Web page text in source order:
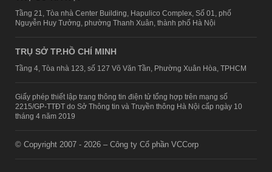
Tầng 21, Tòa nhà Center Building, Hapulico Complex, Số 01, phố
Nguyễn Huy Tưởng, phường Thanh Xuân, thành phố Hà Nội
TRỤ SỞ TP.HỒ CHÍ MINH
Tầng 4, Tòa nhà 123, số 127 Võ Văn Tần, Phường Xuân Hòa, TPHCM
Giấy phép thiết lập trang thông tin điện tử tổng hợp trên mạng số
2215/GP-TTĐT do Sở Thông tin và Truyền thông Hà Nội cấp ngày 10
tháng 4 năm 2019
© Copyright 2007 - 2026 – Công ty Cổ phần VCCorp